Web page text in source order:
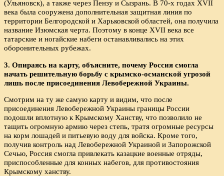
(Ульяновск), а также через Пензу и Сызрань. В 70-х годах XVII
века была сооружена дополнительная защитная линия по
территории Белгородской и Харьковской областей, она получила
название Изюмская черта. Поэтому в конце XVII века все
татарские и ногайские набеги останавливались на этих
оборонительных рубежах.
3. Опираясь на карту, объясните, почему Россия смогла
начать решительную борьбу с крымско-османской угрозой
лишь после присоединения Левобережной Украины.
Смотрим на ту же самую карту и видим, что после
присоединения Левобережной Украины границы России
подошли вплотную к Крымскому Ханству, что позволило не
тащить огромную армию через степь, тратя огромные ресурсы
на корм лошадей и питьевую воду для войска. Кроме того,
получив контроль над Левобережной Украиной и Запорожской
Сечью, Россия смогла привлекать казацкие военные отряды,
приспособленные для конных набегов, для противостояния
Крымскому ханству.